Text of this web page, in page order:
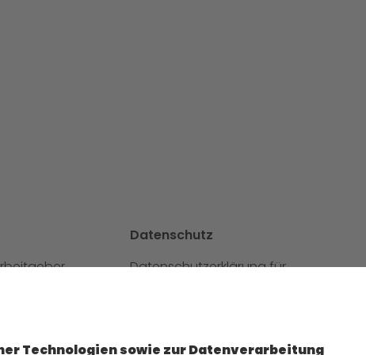
Datenschutz
Datenschutzerklärung für
Datenschutzerklärung für